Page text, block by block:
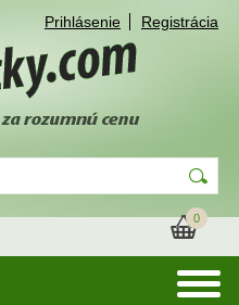
Prihlásenie Registrácia
0